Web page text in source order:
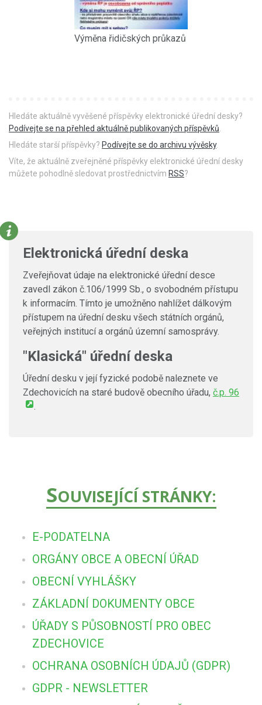
Výměna řidičských průkazů
Hledáte aktuálně vyvěšené příspěvky elektronické úřední desky?
Podívejte se na přehled aktuálně publikovaných příspěvků
Hledáte starší příspěvky? Podívejte se do archivu vývěsky.
Víte, že aktuálně zveřejněné příspěvky elektronické úřední desky
můžete pohodlně sledovat prostřednictvím RSS?
Elektronická úřední deska
Zveřejňovat údaje na elektronické úřední desce
zavedl zákon č.106/1999 Sb., o svobodném přístupu
k informacím. Tímto je umožněno nahlížet dálkovým
přístupem na úřední desku všech státních orgánů,
veřejných institucí a orgánů územní samosprávy.
"Klasická" úřední deska
Úřední desku v její fyzické podobě naleznete ve
Zdechovicích na staré budově obecního úřadu, č.p. 96
.
SOUVISEJÍCÍ STRÁNKY:
E-PODATELNA
ORGÁNY OBCE A OBECNÍ ÚŘAD
OBECNÍ VYHLÁŠKY
ZÁKLADNÍ DOKUMENTY OBCE
ÚŘADY S PŮSOBNOSTÍ PRO OBEC
ZDECHOVICE
OCHRANA OSOBNÍCH ÚDAJŮ (GDPR)
GDPR - NEWSLETTER